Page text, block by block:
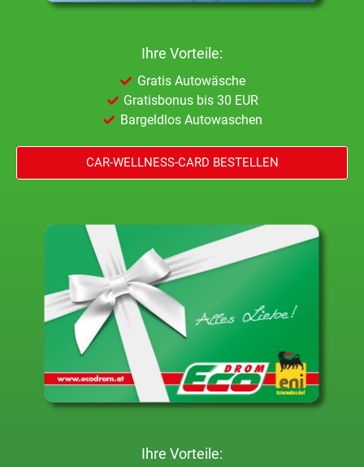
Ihre Vorteile:
Gratis Autowäsche
Gratisbonus bis 30 EUR
Bargeldlos Autowaschen
CAR-WELLNESS-CARD BESTELLEN
Ihre Vorteile: